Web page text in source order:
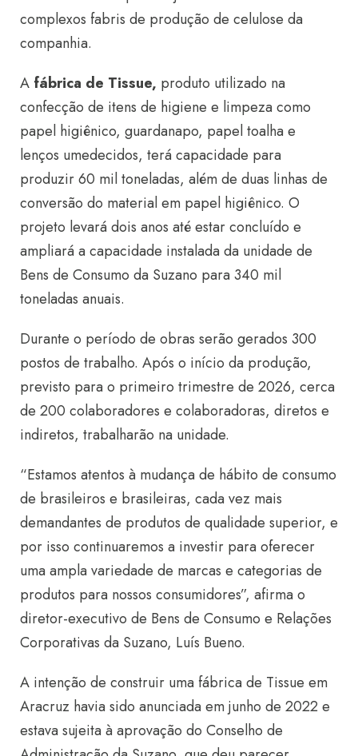
complexos fabris de produção de celulose da
companhia.
A fábrica de Tissue, produto utilizado na
confecção de itens de higiene e limpeza como
papel higiênico, guardanapo, papel toalha e
lenços umedecidos, terá capacidade para
produzir 60 mil toneladas, além de duas linhas de
conversão do material em papel higiênico. O
projeto levará dois anos até estar concluído e
ampliará a capacidade instalada da unidade de
Bens de Consumo da Suzano para 340 mil
toneladas anuais.
Durante o período de obras serão gerados 300
postos de trabalho. Após o início da produção,
previsto para o primeiro trimestre de 2026, cerca
de 200 colaboradores e colaboradoras, diretos e
indiretos, trabalharão na unidade.
“Estamos atentos à mudança de hábito de consumo
de brasileiros e brasileiras, cada vez mais
demandantes de produtos de qualidade superior, e
por isso continuaremos a investir para oferecer
uma ampla variedade de marcas e categorias de
produtos para nossos consumidores”, afirma o
diretor-executivo de Bens de Consumo e Relações
Corporativas da Suzano, Luís Bueno.
A intenção de construir uma fábrica de Tissue em
Aracruz havia sido anunciada em junho de 2022 e
estava sujeita à aprovação do Conselho de